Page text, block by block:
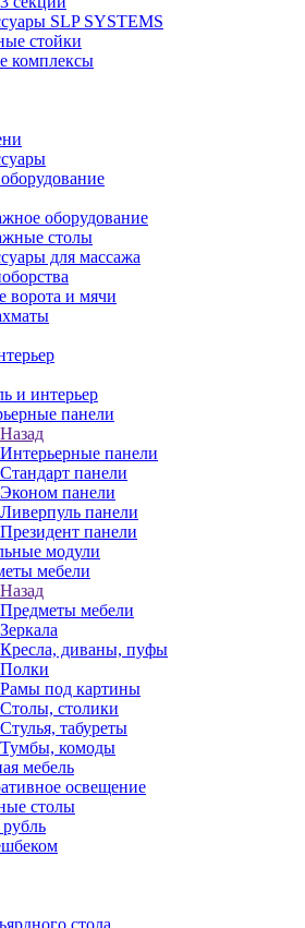
SLP SYSTEMS
стойки
комплексы
оборудование
столы
для массажа
ворота и мячи
и интерьер
панели
Назад
Интерьерные панели
Стандарт панели
Эконом панели
Ливерпуль панели
Президент панели
модули
мебели
Назад
Предметы мебели
Зеркала
Кресла, диваны, пуфы
Полки
Рамы под картины
Столы, столики
Стулья, табуреты
Тумбы, комоды
мебель
освещение
столы
стола